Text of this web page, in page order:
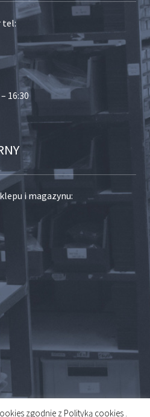
tel:
16:30
i magazynu:
zgodnie z Polityką cookies .